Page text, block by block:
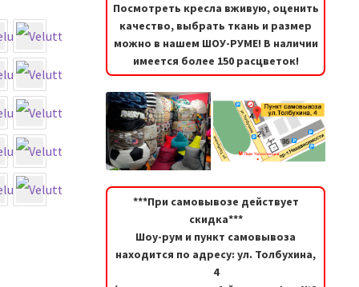
Посмотреть кресла вживую, оценить
качество, выбрать ткань и размер
можно в нашем ШОУ-РУМЕ! В наличии
имеется более 150 расцветок!
***При самовывозе действует
скидка***
Шоу-рум и пункт самовывоза
находится по адресу: ул. Толбухина,
4